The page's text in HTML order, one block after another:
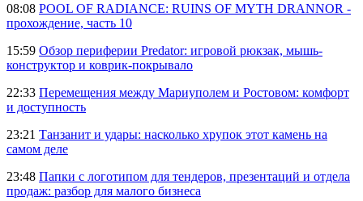
08:08 POOL OF RADIANCE: RUINS OF MYTH DRANNOR -
прохождение, часть 10
15:59 Обзор периферии Predator: игровой рюкзак, мышь-
конструктор и коврик-покрывало
22:33 Перемещения между Мариуполем и Ростовом: комфорт
и доступность
23:21 Танзанит и удары: насколько хрупок этот камень на
самом деле
23:48 Папки с логотипом для тендеров, презентаций и отдела
продаж: разбор для малого бизнеса